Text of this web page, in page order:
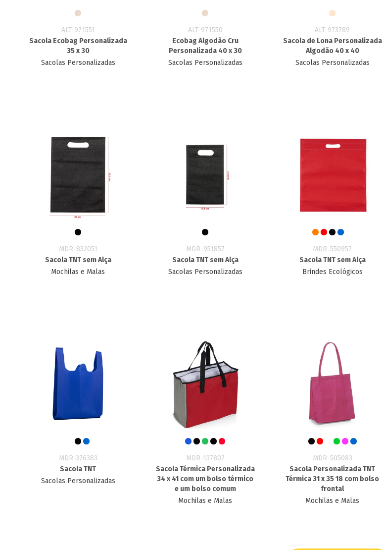
ALT-971551
Sacola Ecobag Personalizada​
35 x 30
Sacolas Personalizadas
ALT-971550
Ecobag Algodão Cru
Personalizada 40 x 30
Sacolas Personalizadas
ALT-973789
Sacola de Lona Personalizada
Algodão 40 x 40
Sacolas Personalizadas
MDR-832051
Sacola TNT sem Alça
Mochilas e Malas
MDR-951857
Sacola TNT sem Alça
Sacolas Personalizadas
MDR-550957
Sacola TNT sem Alça
Brindes Ecológicos
MDR-376383
Sacola TNT
Sacolas Personalizadas
MDR-137807
Sacola Térmica Personalizada
34 x 41 com um bolso térmico
e um bolso comum
Mochilas e Malas
MDR-505083
Sacola Personalizada TNT
Térmica 31 x 35 18 com bolso
frontal
Mochilas e Malas